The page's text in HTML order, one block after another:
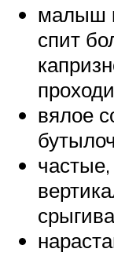
малыш
спит
вялое